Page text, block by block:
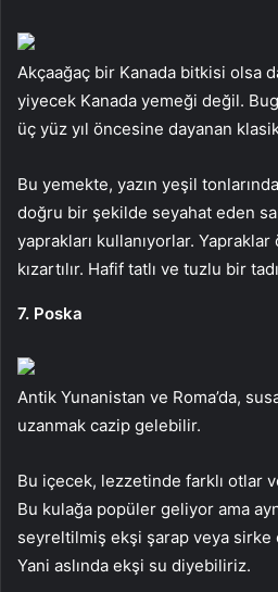
Akçaağaç bir Kanada bitkisi olsa
yiyecek Kanada yemeği değil.
üç yüz yıl öncesine dayanan
Bu yemekte, yazın yeşil
doğru bir şekilde seyahat eden
yaprakları kullanıyorlar.
kızartılır. Hafif tatlı ve tuzlu bir
7. Poska
Antik Yunanistan ve Roma’da,
uzanmak cazip gelebilir.
Bu içecek, lezzetinde farklı otlar
Bu kulağa popüler geliyor ama
seyreltilmiş ekşi şarap veya sirke
Yani aslında ekşi su diyebiliriz.